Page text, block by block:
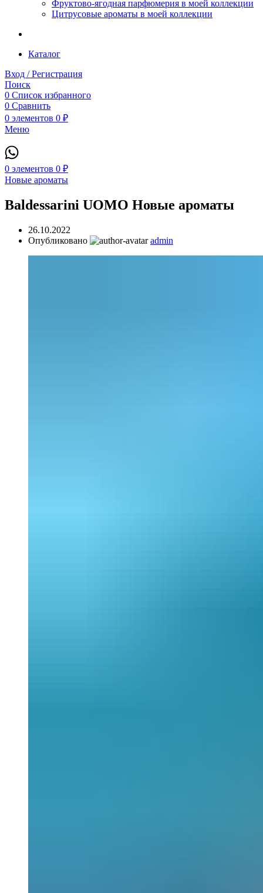
Фруктово-ягодная парфюмерия в моей коллекции
​Цитрусовые ароматы в моей коллекции
Каталог
Вход / Регистрация
Поиск
0 Список избранного
0 Сравнить
0 элементов 0 ₽
Меню
0 элементов 0 ₽
Новые ароматы
Baldessarini UOMO Новые ароматы
26.10.2022
Опубликовано
admin